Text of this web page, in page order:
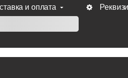
и оплата
Melodia, Forme при оплате